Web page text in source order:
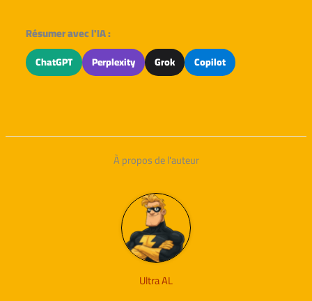
Résumer avec l'IA :
ChatGPT Perplexity Grok Copilot
À propos de l'auteur
Ultra AL